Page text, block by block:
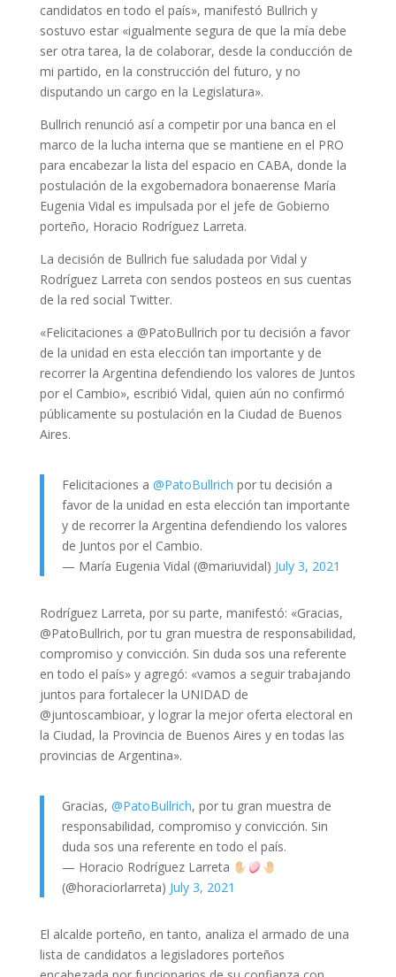
candidatos en todo el país», manifestó Bullrich y
sostuvo estar «igualmente segura de que la mía debe
ser otra tarea, la de colaborar, desde la conducción de
mi partido, en la construcción del futuro, y no
disputando un cargo en la Legislatura».
Bullrich renunció así a competir por una banca en el
marco de la lucha interna que se mantiene en el PRO
para encabezar la lista del espacio en CABA, donde la
postulación de la exgobernadora bonaerense María
Eugenia Vidal es impulsada por el jefe de Gobierno
porteño, Horacio Rodríguez Larreta.
La decisión de Bullrich fue saludada por Vidal y
Rodríguez Larreta con sendos posteos en sus cuentas
de la red social Twitter.
«Felicitaciones a @PatoBullrich por tu decisión a favor
de la unidad en esta elección tan importante y de
recorrer la Argentina defendiendo los valores de Juntos
por el Cambio», escribió Vidal, quien aún no confirmó
públicamente su postulación en la Ciudad de Buenos
Aires.
Felicitaciones a @PatoBullrich por tu decisión a
favor de la unidad en esta elección tan importante
y de recorrer la Argentina defendiendo los valores
de Juntos por el Cambio.
— María Eugenia Vidal (@mariuvidal) July 3, 2021
Rodríguez Larreta, por su parte, manifestó: «Gracias,
@PatoBullrich, por tu gran muestra de responsabilidad,
compromiso y convicción. Sin duda sos una referente
en todo el país» y agregó: «vamos a seguir trabajando
juntos para fortalecer la UNIDAD de
@juntoscambioar, y lograr la mejor oferta electoral en
la Ciudad, la Provincia de Buenos Aires y en todas las
provincias de Argentina».
Gracias, @PatoBullrich, por tu gran muestra de
responsabilidad, compromiso y convicción. Sin
duda sos una referente en todo el país.
— Horacio Rodríguez Larreta
(@horaciorlarreta) July 3, 2021
El alcalde porteño, en tanto, analiza el armado de una
lista de candidatos a legisladores porteños